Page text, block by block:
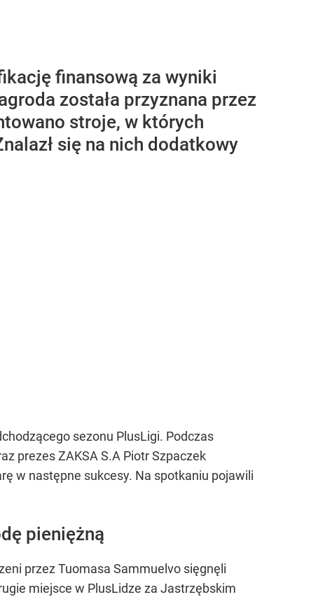
finansową za wyniki
została przyznana przez
stroje, w których
się na nich dodatkowy
sezonu PlusLigi. Podczas
prezes ZAKSA S.A Piotr Szpaczek
w następne sukcesy. Na spotkaniu pojawili
pieniężną
przez Tuomasa Sammuelvo sięgnęli
miejsce w PlusLidze za Jastrzębskim